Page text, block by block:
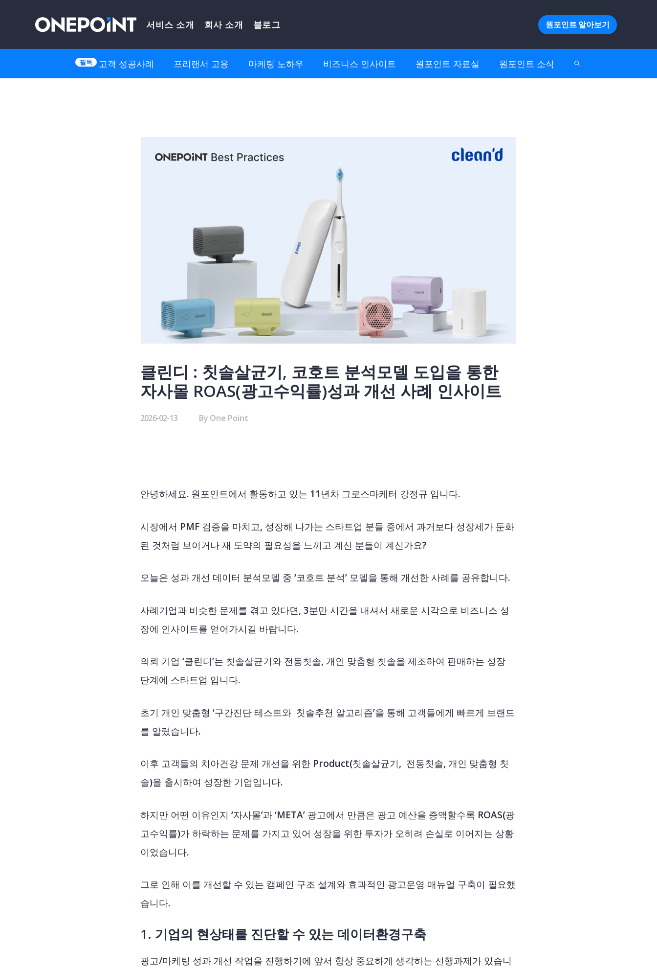
content
서비스 소개 회사 소개 블로그 원포인트 알아보기
고객 성공사례 프리랜서 고용 마케팅 노하우 비즈니스 인사이트 원포인트 자료실 원포인트 소식
클린디 : 칫솔살균기, 코호트 분석모델 도입을 통한
자사몰 ROAS(광고수익률)성과 개선 사례 인사이트
2026-02-13 By One Point
안녕하세요. 원포인트에서 활동하고 있는 11년차 그로스마케터 강정규 입니다.
시장에서 PMF 검증을 마치고, 성장해 나가는 스타트업 분들 중에서 과거보다 성장세가 둔화
된 것처럼 보이거나 재 도약의 필요성을 느끼고 계신 분들이 계신가요?
오늘은 성과 개선 데이터 분석모델 중 ‘코호트 분석’ 모델을 통해 개선한 사례를 공유합니다.
사례기업과 비슷한 문제를 겪고 있다면, 3분만 시간을 내셔서 새로운 시각으로 비즈니스 성
장에 인사이트를 얻어가시길 바랍니다.
의뢰 기업 ‘클린디’는 칫솔살균기와 전동칫솔, 개인 맞춤형 칫솔을 제조하여 판매하는 성장
단계에 스타트업 입니다.
초기 개인 맞춤형 ‘구간진단 테스트와 칫솔추천 알고리즘’을 통해 고객들에게 빠르게 브랜드
를 알렸습니다.
이후 고객들의 치아건강 문제 개선을 위한 Product(칫솔살균기, 전동칫솔, 개인 맞춤형 칫
솔)을 출시하여 성장한 기업입니다.
하지만 어떤 이유인지 ‘자사몰’과 ‘META’ 광고에서 만큼은 광고 예산을 증액할수록 ROAS(광
고수익률)가 하락하는 문제를 가지고 있어 성장을 위한 투자가 오히려 손실로 이어지는 상황
이었습니다.
그로 인해 이를 개선할 수 있는 캠페인 구조 설계와 효과적인 광고운영 매뉴얼 구축이 필요했
습니다.
1. 기업의 현상태를 진단할 수 있는 데이터환경구축
광고/마케팅 성과 개선 작업을 진행하기에 앞서 항상 중요하게 생각하는 선행과제가 있습니